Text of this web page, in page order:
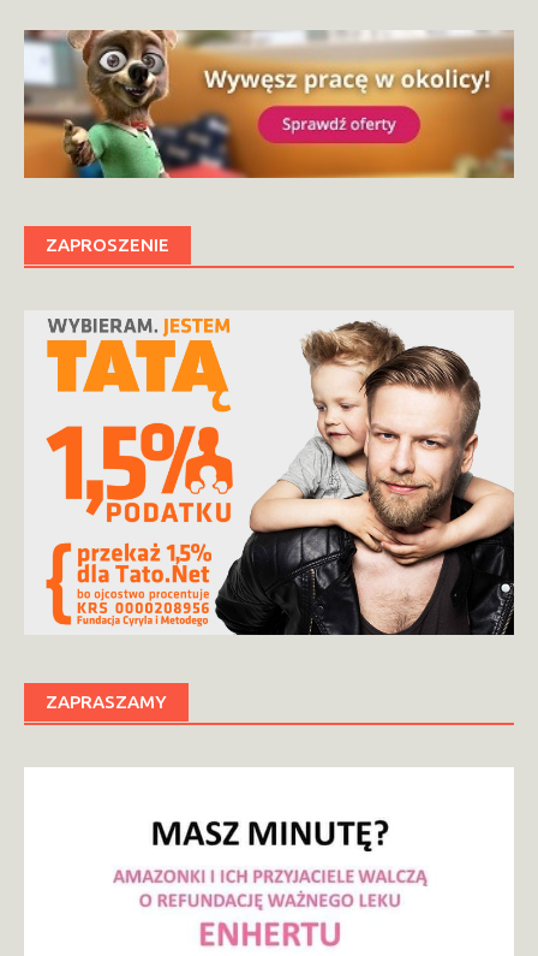
ZAPROSZENIE
ZAPRASZAMY